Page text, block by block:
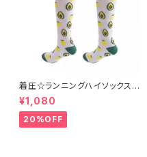
着圧☆ランニングハイソックス a
vc H7
¥1,080
20%OFF